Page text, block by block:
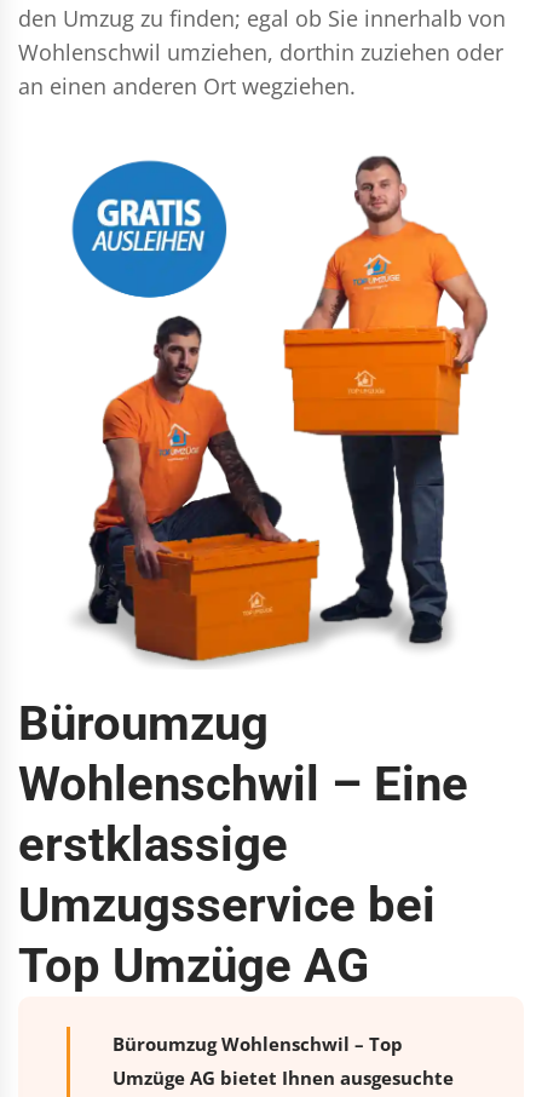
den Umzug zu finden; egal ob Sie innerhalb von
Wohlenschwil umziehen, dorthin zuziehen oder
an einen anderen Ort wegziehen.
Büroumzug
Wohlenschwil – Eine
erstklassige
Umzugsservice bei
Top Umzüge AG
Büroumzug Wohlenschwil – Top
Umzüge AG bietet Ihnen ausgesuchte